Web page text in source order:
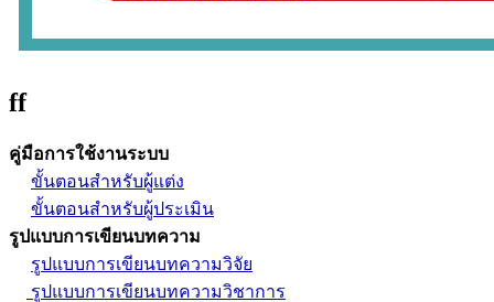
ff
คู่มือการใช้งานระบบ
ขั้นตอนสำหรับผู้แต่ง
ขั้นตอนสำหรับผู้ประเมิน
รูปแบบการเขียนบทความ
รูปแบบการเขียนบทความวิจัย
รูปแบบการเขียนบทความวิชาการ